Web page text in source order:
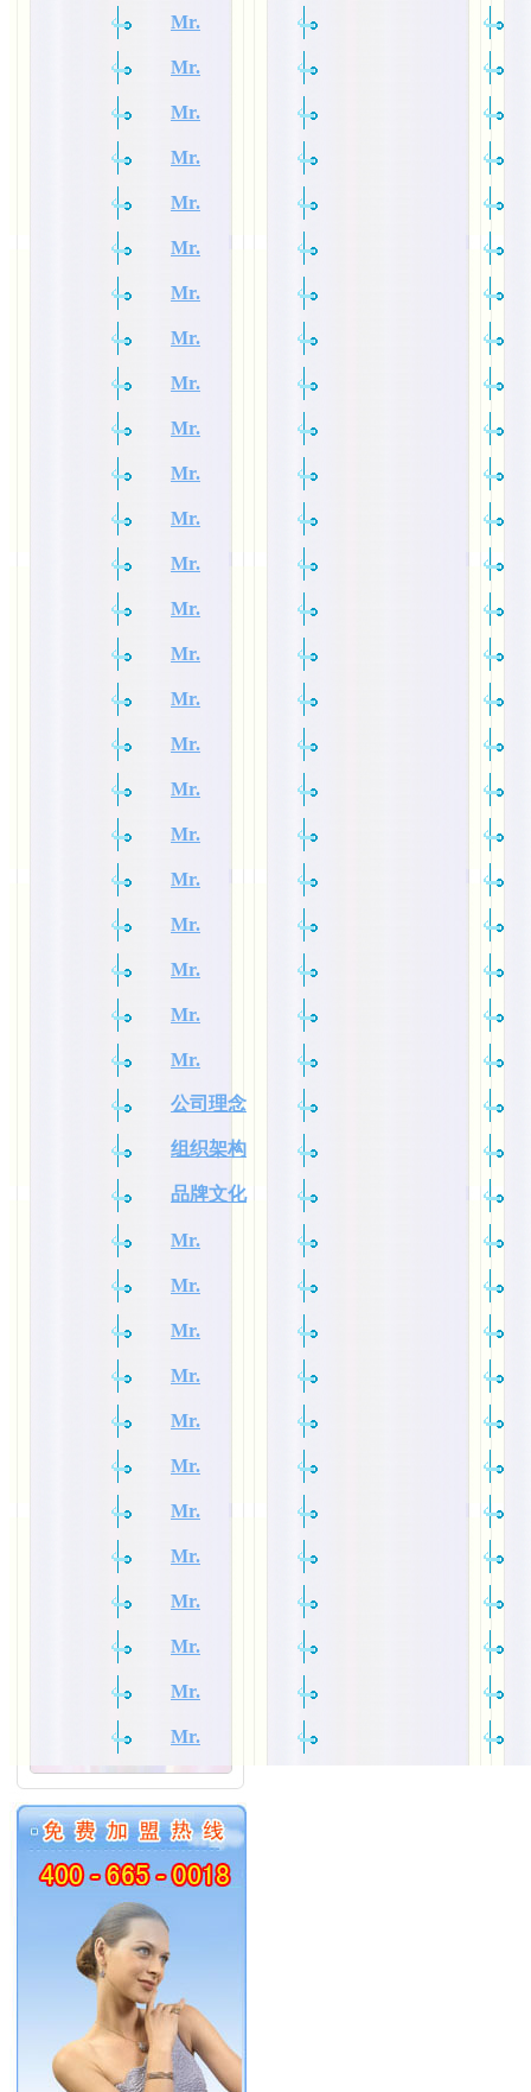
Mr.
Mr.
Mr.
Mr.
Mr.
Mr.
Mr.
Mr.
Mr.
Mr.
Mr.
Mr.
Mr.
Mr.
Mr.
Mr.
Mr.
Mr.
Mr.
Mr.
Mr.
Mr.
Mr.
Mr.
公司理念
组织架构
品牌文化
Mr.
Mr.
Mr.
Mr.
Mr.
Mr.
Mr.
Mr.
Mr.
Mr.
Mr.
Mr.